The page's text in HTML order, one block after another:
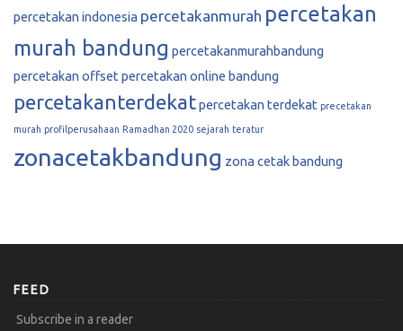
percetakan indonesia percetakanmurah percetakan
murah bandung percetakanmurahbandung
percetakan offset percetakan online bandung
percetakanterdekatpercetakan terdekat precetakan
murah profilperusahaan Ramadhan 2020 sejarah teratur
zonacetakbandung zona cetak bandung
FEED
Subscribe in a reader